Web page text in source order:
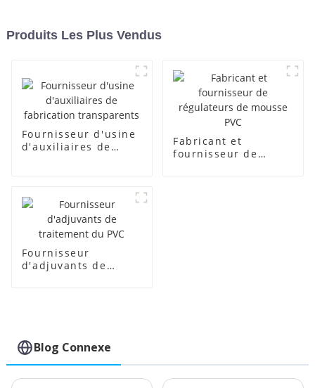
Produits Les Plus Vendus
Fournisseur d'usine
d'auxiliaires de
Fabricant et
fournisseur de
Fournisseur
d'adjuvants de
Blog Connexe